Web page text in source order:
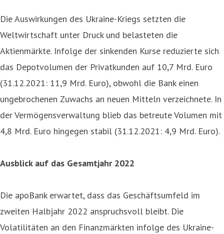
Die Auswirkungen des Ukraine-Kriegs setzten die
Weltwirtschaft unter Druck und belasteten die
Aktienmärkte. Infolge der sinkenden Kurse reduzierte sich
das Depotvolumen der Privatkunden auf 10,7 Mrd. Euro
(31.12.2021: 11,9 Mrd. Euro), obwohl die Bank einen
ungebrochenen Zuwachs an neuen Mitteln verzeichnete. In
der Vermögensverwaltung blieb das betreute Volumen mit
4,8 Mrd. Euro hingegen stabil (31.12.2021: 4,9 Mrd. Euro).
Ausblick auf das Gesamtjahr 2022
Die apoBank erwartet, dass das Geschäftsumfeld im
zweiten Halbjahr 2022 anspruchsvoll bleibt. Die
Volatilitäten an den Finanzmärkten infolge des Ukraine-